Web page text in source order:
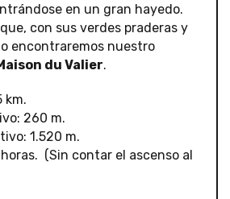
en un gran hayedo.
con sus verdes praderas y
encontraremos nuestro
du Valier.
km.
260 m.
1.520 m.
(Sin contar el ascenso al